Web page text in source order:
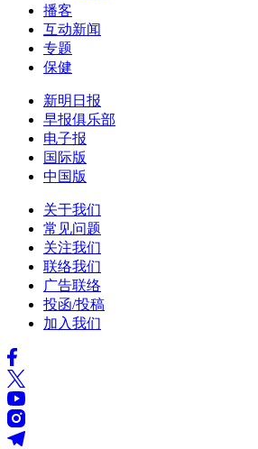
播客
互动新闻
专题
保健
新明日报
早报俱乐部
电子报
国际版
中国版
关于我们
常见问题
关注我们
联络我们
广告联络
投函/投稿
加入我们